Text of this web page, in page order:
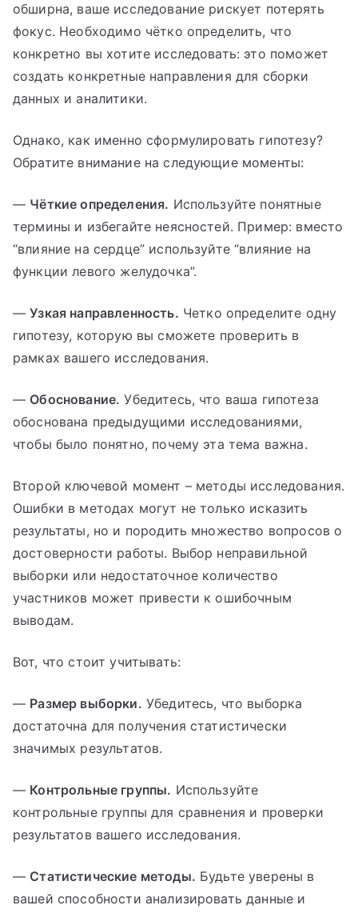
обширна, ваше исследование рискует потерять
фокус. Необходимо чётко определить, что
конкретно вы хотите исследовать: это поможет
создать конкретные направления для сборки
данных и аналитики.
Однако, как именно сформулировать гипотезу?
Обратите внимание на следующие моменты:
— Чёткие определения. Используйте понятные
термины и избегайте неясностей. Пример: вместо
“влияние на сердце” используйте “влияние на
функции левого желудочка”.
—Узкая направленность. Четко определите одну
гипотезу, которую вы сможете проверить в
рамках вашего исследования.
— Обоснование. Убедитесь, что ваша гипотеза
обоснована предыдущими исследованиями,
чтобы было понятно, почему эта тема важна.
Второй ключевой момент – методы исследования.
Ошибки в методах могут не только исказить
результаты, но и породить множество вопросов о
достоверности работы. Выбор неправильной
выборки или недостаточное количество
участников может привести к ошибочным
выводам.
Вот, что стоит учитывать:
— Размер выборки. Убедитесь, что выборка
достаточна для получения статистически
значимых результатов.
— Контрольные группы. Используйте
контрольные группы для сравнения и проверки
результатов вашего исследования.
— Статистические методы. Будьте уверены в
вашей способности анализировать данные и